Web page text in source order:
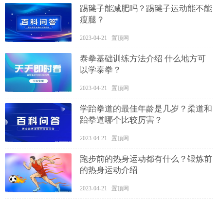
踢毽子能减肥吗？踢毽子运动能不能
瘦腿？
2023-04-21 置顶网
泰拳基础训练方法介绍 什么地方可
以学泰拳？
2023-04-21 置顶网
学跆拳道的最佳年龄是几岁？柔道和
跆拳道哪个比较厉害？
2023-04-21 置顶网
跑步前的热身运动都有什么？锻炼前
的热身运动介绍
2023-04-21 置顶网